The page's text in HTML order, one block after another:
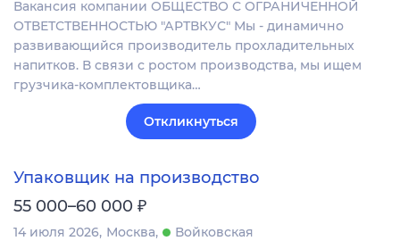
Вакансия компании ОБЩЕСТВО С ОГРАНИЧЕННОЙ
ОТВЕТСТВЕННОСТЬЮ "АРТВКУС" Мы - динамично
развивающийся производитель прохладительных
напитков. В связи с ростом производства, мы ищем
грузчика-комплектовщика…
Откликнуться
Упаковщик на производство
55 000–60 000 ₽
14 июля 2026 Москва
Войковская